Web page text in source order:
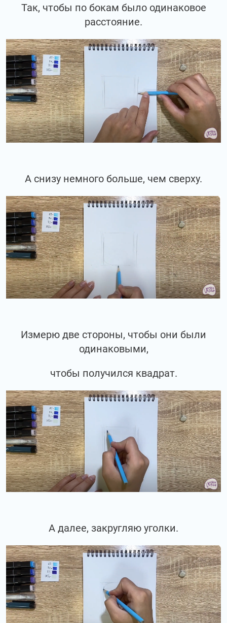
Так, чтобы по бокам было одинаковое
расстояние.
А снизу немного больше, чем сверху.
Измерю две стороны, чтобы они были
одинаковыми,
чтобы получился квадрат.
А далее, закругляю уголки.